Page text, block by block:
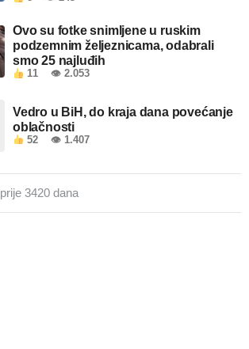
Ovo su fotke snimljene u ruskim
podzemnim željeznicama, odabrali
smo 25 najluđih
11 👁 2.053
Vedro u BiH, do kraja dana povećanje
oblačnosti
52 👁 1.407
prije 3420 dana